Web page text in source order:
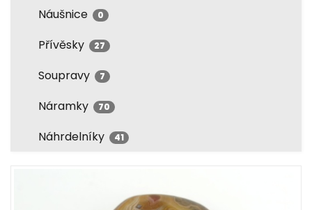
Náušnice 0
Přívěsky 27
Soupravy 7
Náramky 70
Náhrdelníky 41